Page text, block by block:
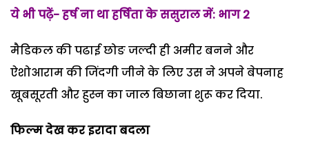
ये भी पढ़ें- हर्ष ना था हर्षिता के ससुराल में: भाग 2
मैडिकल की पढाई छोङ जल्दी ही अमीर बनने और
ऐशोआराम की जिंदगी जीने के लिए उस ने अपने बेपनाह
खूबसूरती और हुस्न का जाल बिछाना शुरू कर दिया.
फिल्म देख कर इरादा बदला